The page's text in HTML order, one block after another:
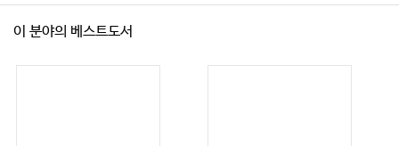
이 분야의 베스트도서